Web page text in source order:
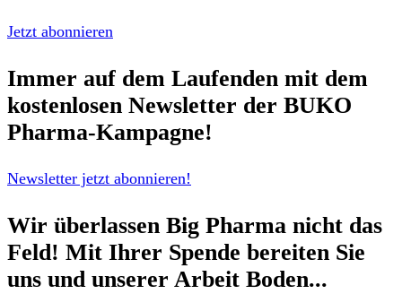
Jetzt abonnieren
Immer auf dem Laufenden mit dem
kostenlosen Newsletter der BUKO
Pharma-Kampagne!
Newsletter jetzt abonnieren!
Wir überlassen Big Pharma nicht das
Feld! Mit Ihrer Spende bereiten Sie
uns und unserer Arbeit Boden...